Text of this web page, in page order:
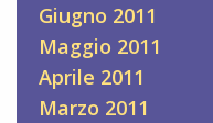
Giugno 2011
Maggio 2011
Aprile 2011
Marzo 2011